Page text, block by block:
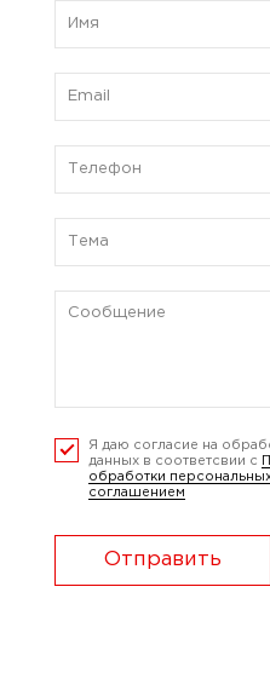
Я даю согласие на
данных в соответсвии с
обработки
соглашением
Отправить